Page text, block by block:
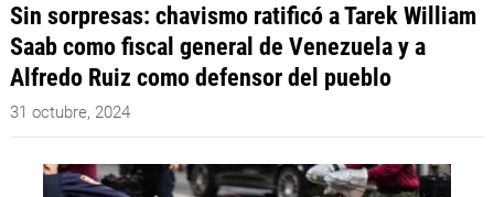
Sin sorpresas: chavismo ratificó a Tarek William
Saab como fiscal general de Venezuela y a
Alfredo Ruiz como defensor del pueblo
31 octubre, 2024